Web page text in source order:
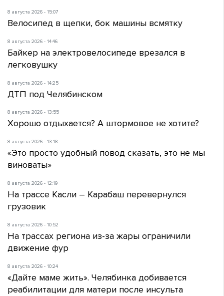
8 августа 2026 - 15:07
Велосипед в щепки, бок машины всмятку
8 августа 2026 - 14:46
Байкер на электровелосипеде врезался в
легковушку
8 августа 2026 - 14:25
ДТП под Челябинском
8 августа 2026 - 13:55
Хорошо отдыхается? А штормовое не хотите?
8 августа 2026 - 13:18
«Это просто удобный повод сказать, это не мы
виноваты»
8 августа 2026 - 12:19
На трассе Касли – Карабаш перевернулся
грузовик
8 августа 2026 - 10:52
На трассах региона из-за жары ограничили
движение фур
8 августа 2026 - 10:24
«Дайте маме жить». Челябинка добивается
реабилитации для матери после инсульта